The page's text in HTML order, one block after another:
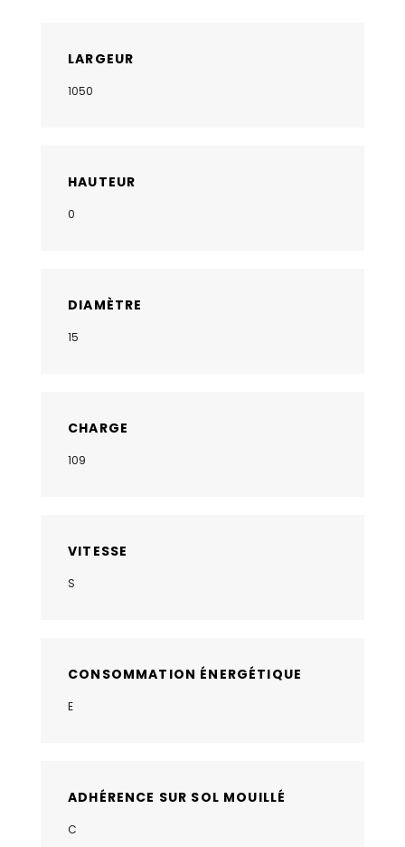
LARGEUR
1050
HAUTEUR
0
DIAMÈTRE
15
CHARGE
109
VITESSE
S
CONSOMMATION ÉNERGÉTIQUE
E
ADHÉRENCE SUR SOL MOUILLÉ
C